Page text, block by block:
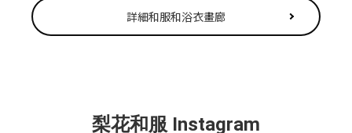
詳細和服和浴衣畫廊
梨花和服 Instagram